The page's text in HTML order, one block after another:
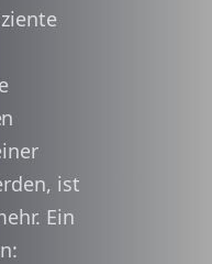
ist
Ein